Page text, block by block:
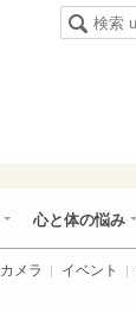
心と体の悩み
カメラ イベント